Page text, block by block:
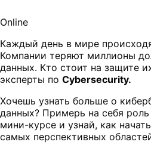
Online
Каждый день в мире
Компании теряют миллионы
данных. Кто стоит на защите
эксперты по Cybersecurity.
Хочешь узнать больше о
данных? Примерь на себя роль
мини-курсе и узнай, как
самых перспективных